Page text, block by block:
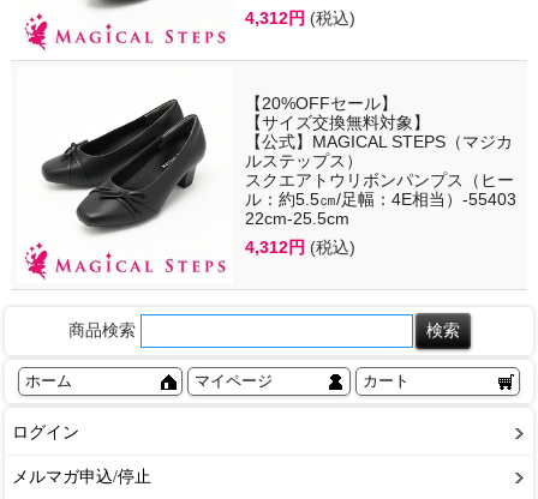
4,312円 (税込)
【20%OFFセール】
【サイズ交換無料対象】
【公式】MAGICAL STEPS（マジカ
ルステップス）
スクエアトウリボンパンプス（ヒー
ル：約5.5㎝/足幅：4E相当）-55403
22cm-25.5cm
4,312円 (税込)
商品検索
ホーム マイページ カート
ログイン
メルマガ申込/停止